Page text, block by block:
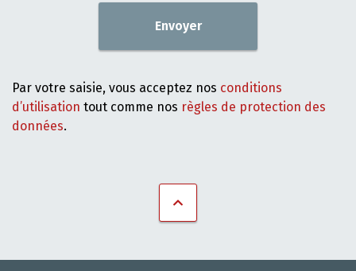
Envoyer
Par votre saisie, vous acceptez nos conditions
d’utilisation tout comme nos règles de protection des
données.